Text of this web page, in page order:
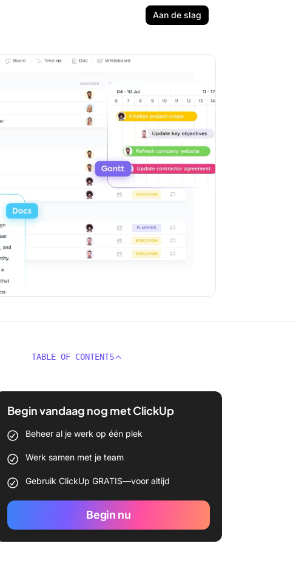
Aan de slag
TABLE OF CONTENTS
Begin vandaag nog met ClickUp
Beheer al je werk op één plek
Werk samen met je team
Gebruik ClickUp GRATIS—voor altijd
Begin nu